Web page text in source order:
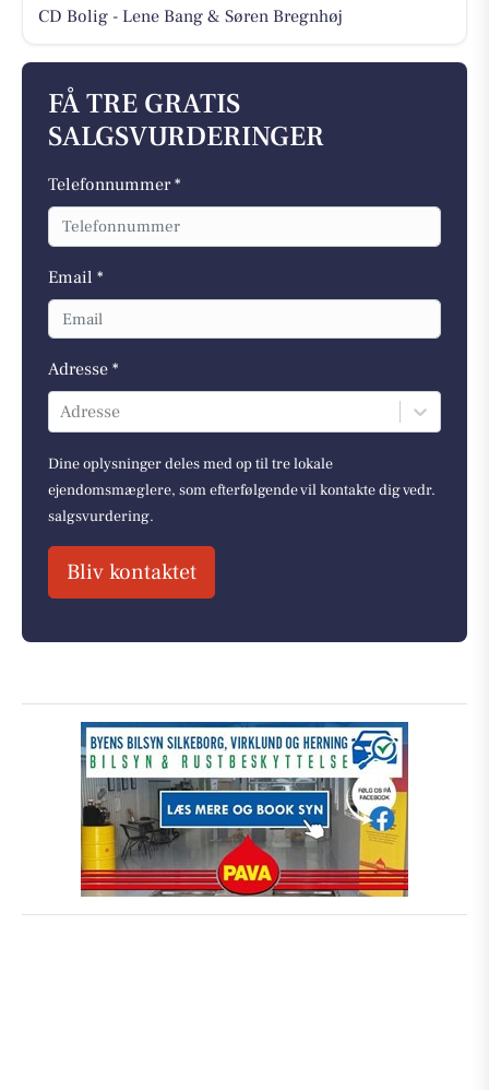
CD Bolig - Lene Bang & Søren Bregnhøj
FÅ TRE GRATIS
SALGSVURDERINGER
Telefonnummer *
Email *
Adresse *
Adresse
Dine oplysninger deles med op til tre lokale
ejendomsmæglere, som efterfølgende vil kontakte dig vedr.
salgsvurdering.
Bliv kontaktet